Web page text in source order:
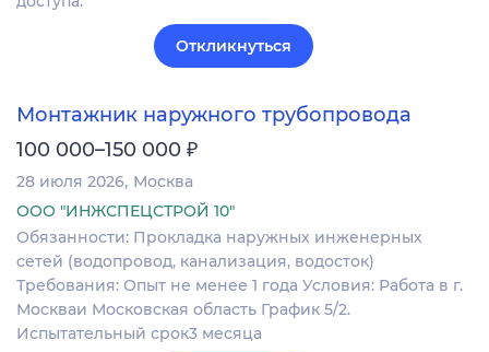
Откликнуться
Монтажник наружного трубопровода
100 000–150 000 ₽
28 июля 2026 Москва
ООО "ИНЖСПЕЦСТРОЙ 10"
Обязанности: Прокладка наружных инженерных
сетей (водопровод, канализация, водосток)
Требования: Опыт не менее 1 года Условия: Работа в г.
Москваи Московская область График 5/2.
Испытательный срок3 месяца